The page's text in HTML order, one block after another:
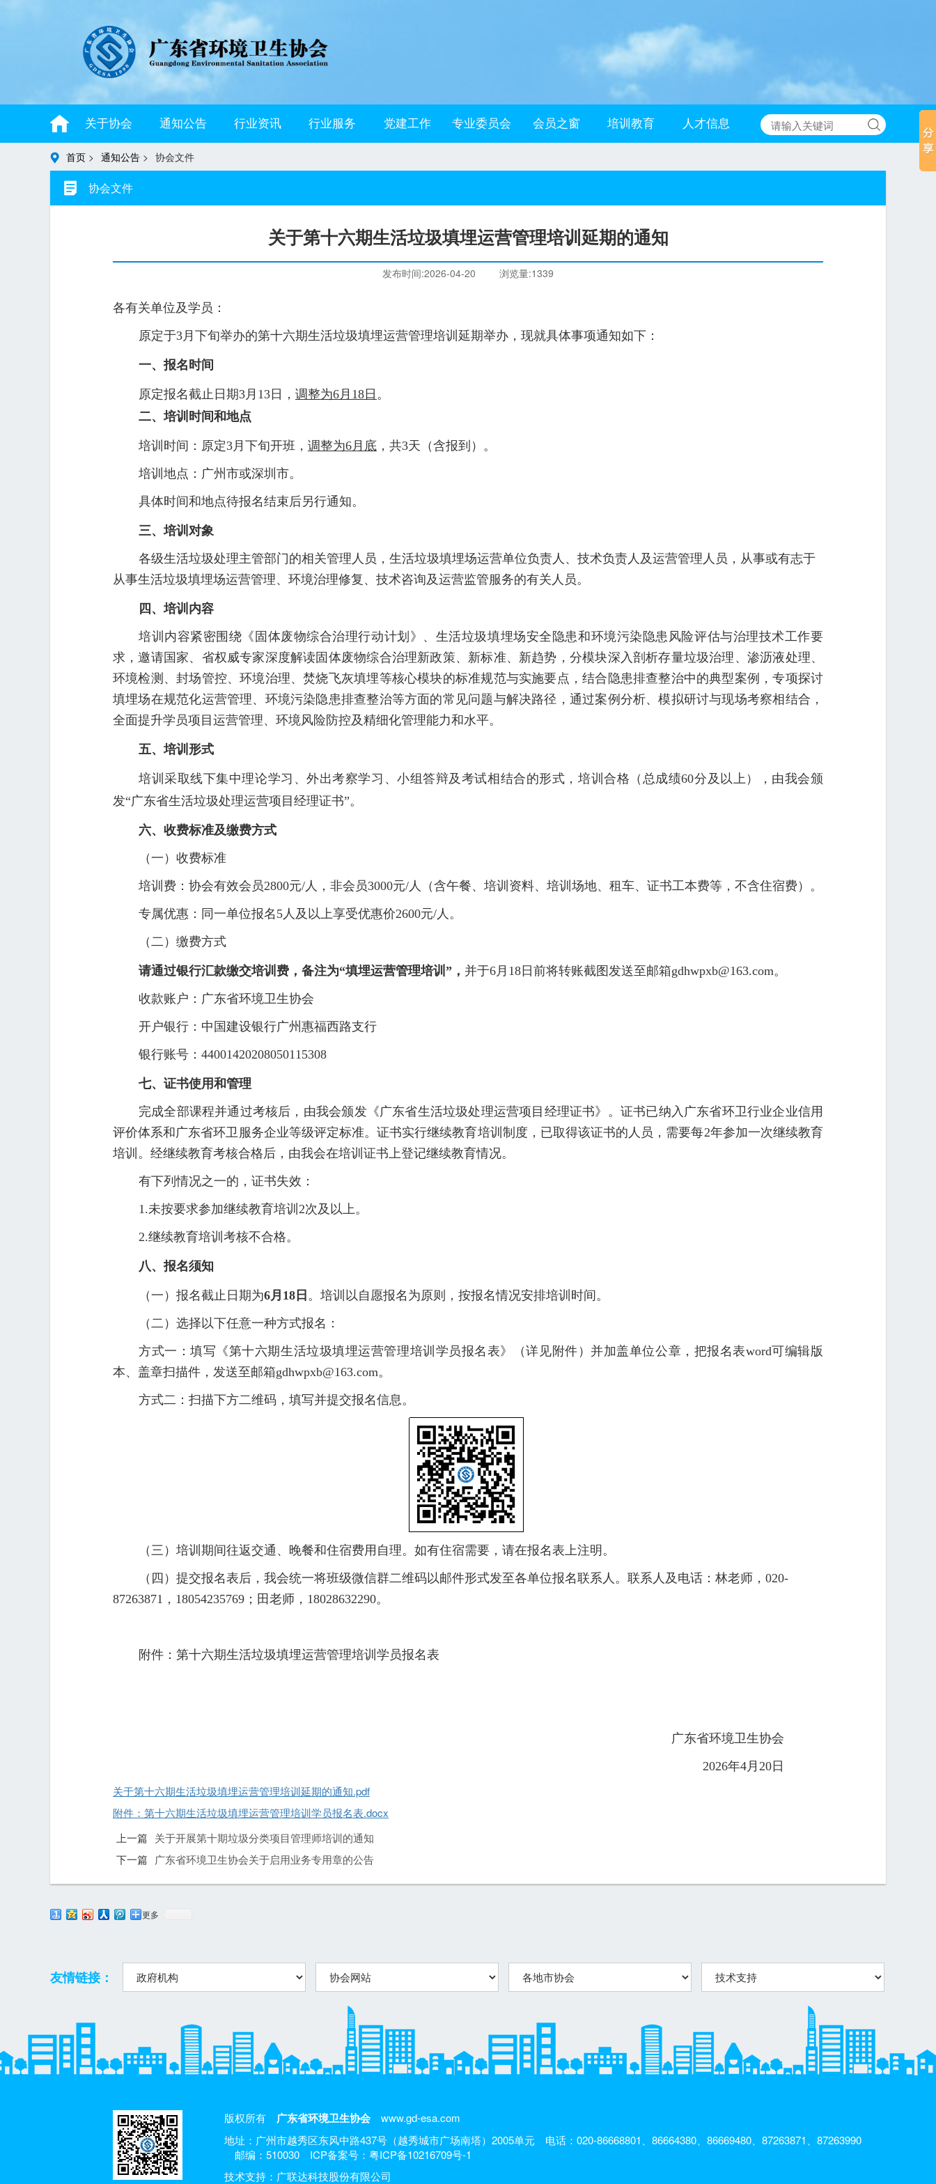
关于协会 通知公告 行业资讯 行业服务 党建工作 专业委员会 会员之窗 培训教育 人才信息
首页 > 通知公告 > 协会文件
协会文件
关于第十六期生活垃圾填埋运营管理培训延期的通知
发布时间:2026-04-20 浏览量:1339
各有关单位及学员：
原定于3月下旬举办的第十六期生活垃圾填埋运营管理培训延期举办，现就具体事项通知如下：
一、报名时间
原定报名截止日期3月13日， 调整为6月18日 。
二、培训时间和地点
培训时间：原定3月下旬开班 ， 调整为6月底 ， 共3天（含报到）。
培训地点：广州市或深圳市。
具体时间和地点待报名结束后另行通知。
三、培训对象
各级生活垃圾处理主管部门的相关管理人员，生活垃圾填埋场运营单位负责人、技术负责人及运营管理人员，从事或有志于
从事生活垃圾填埋场运营管理、环境治理修复、技术咨询及运营监管服务的有关人员。
四、培训内容
培训内容紧密围绕《固体废物综合治理行动计划》、生活垃圾填埋场安全隐患和环境污染隐患风险评估与治理技术工作要
求，邀请国家、省权威专家深度解读固体废物综合治理新政策、新标准、新趋势，分模块深入剖析存量垃圾治理、渗沥液处理、
环境检测、封场管控、环境治理、焚烧飞灰填埋等核心模块的标准规范与实施要点，结合隐患排查整治中的典型案例，专项探讨
填埋场在规范化运营管理、环境污染隐患排查整治等方面的常见问题与解决路径，通过案例分析、模拟研讨与现场考察相结合，
全面提升学员项目运营管理、环境风险防控及精细化管理能力和水平。
五、培训形式
培训采取线下集中理论学习、外出考察学习、小组答辩及考试相结合的形式， 培训合格（总成绩60分及以上），由我会颁
发“广东省生活垃圾处理运营项目经理证书”。
六、收费标准及缴费方式
（一）收费标准
培训费：协会有效会员2800元/人，非会员3000元/人（含午餐、培训资料、培训场地、租车、证书工本费等，不含住宿费）。
专属优惠：同一单位报名5人及以上享受优惠价2600元/人。
（二）缴费方式
请通过银行汇款缴交培训费，备注为“填埋运营管理培训 ”， 并于6月18 日前将转账截图发送至邮箱gdhwpxb@163.com。
收款账户：广东省环境卫生协会
开户银行：中国建设银行广州惠福西路支行
银行账号：44001420208050115308
七、证书使用和管理
完成全部课程并通过考核后，由我会颁发《广东省生活垃圾处理运营项目经理证书》。证书已纳入广东省环卫行业企业信用
评价体系和广东省环卫服务企业等级评定标准。证书实行继续教育培训制度，已取得该证书的人员，需要每2年参加一次继续教育
培训。经继续教育考核合格后，由我会在培训证书上登记继续教育情况。
有下列情况之一的，证书失效：
1.未按要求参加继续教育培训2次及以上。
2.继续教育培训考核不合格。
八、报名须知
（一）报名截止日期为6月 18 日 。培训以自愿报名为原则，按报名情况安排培训时间。
（二）选择以下任意一种方式报名：
方式一：填写《第十六期生活垃圾填埋运营管理培训学员报名表》（详见附件）并加盖单位公章，把报名表word可编辑版
本、盖章扫描件，发送至邮箱gdhwpxb@163.com。
方式二：扫描下方二维码，填写并提交报名信息。
（三）培训期间往返交通、晚餐和住宿费用自理。如有住宿需要，请在报名表上注明。
（四）提交报名表后，我会统一将班级微信群二维码以邮件形式发至各单位报名联系人。联系人及电话：林老师，020-
87263871，18054235769；田老师，18028632290。
附件：第十六期生活垃圾填埋运营管理培训学员报名表
广东省环境卫生协会
2026年4月20日
关于第十六期生活垃圾填埋运营管理培训延期的通知.pdf
附件：第十六期生活垃圾填埋运营管理培训学员报名表.docx
上一篇 关于开展第十期垃圾分类项目管理师培训的通知
下一篇
广东省环境卫生协会关于启用业务专用章的公告
更多
友情链接：
版权所有 广东省环境卫生协会
www.gd-esa.com
地址：广州市越秀区东风中路437号（越秀城市广场南塔）2005单元
电话：020-86668801、86664380、86669480、87263871、87263990
邮编：510030
ICP备案号：粤ICP备10216709号-1
技术支持：广联达科技股份有限公司